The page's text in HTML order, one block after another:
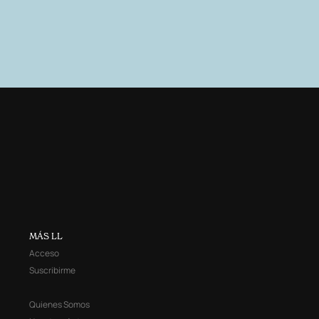
MÁS LL
Acceso
Suscribirme
Quienes Somos